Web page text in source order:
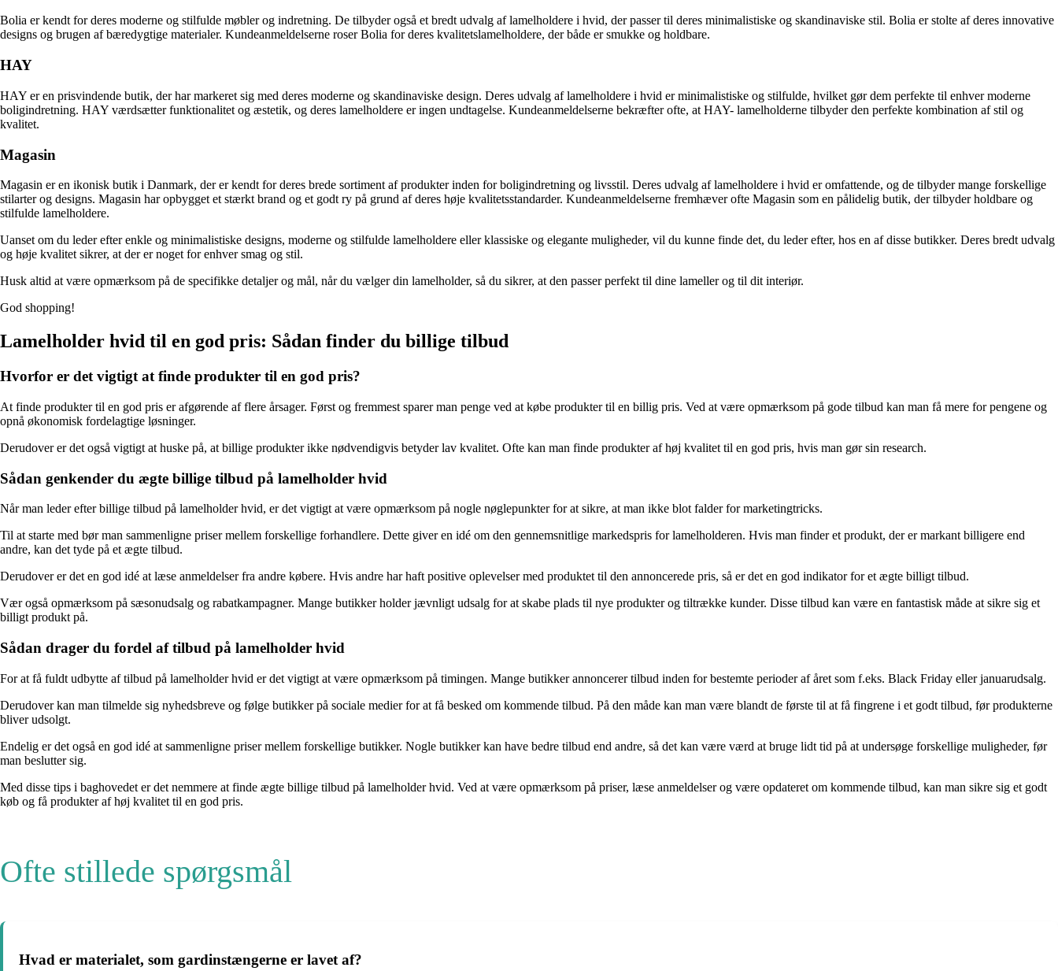
Bolia er kendt for deres moderne og stilfulde møbler og indretning. De tilbyder også et bredt udvalg af lamelholdere i hvid, der passer til deres minimalistiske og skandinaviske stil. Bolia er stolte af deres innovative
designs og brugen af bæredygtige materialer. Kundeanmeldelserne roser Bolia for deres kvalitetslamelholdere, der både er smukke og holdbare.
HAY
HAY er en prisvindende butik, der har markeret sig med deres moderne og skandinaviske design. Deres udvalg af lamelholdere i hvid er minimalistiske og stilfulde, hvilket gør dem perfekte til enhver moderne
boligindretning. HAY værdsætter funktionalitet og æstetik, og deres lamelholdere er ingen undtagelse. Kundeanmeldelserne bekræfter ofte, at HAY- lamelholderne tilbyder den perfekte kombination af stil og
kvalitet.
Magasin
Magasin er en ikonisk butik i Danmark, der er kendt for deres brede sortiment af produkter inden for boligindretning og livsstil. Deres udvalg af lamelholdere i hvid er omfattende, og de tilbyder mange forskellige
stilarter og designs. Magasin har opbygget et stærkt brand og et godt ry på grund af deres høje kvalitetsstandarder. Kundeanmeldelserne fremhæver ofte Magasin som en pålidelig butik, der tilbyder holdbare og
stilfulde lamelholdere.
Uanset om du leder efter enkle og minimalistiske designs, moderne og stilfulde lamelholdere eller klassiske og elegante muligheder, vil du kunne finde det, du leder efter, hos en af disse butikker. Deres bredt udvalg
og høje kvalitet sikrer, at der er noget for enhver smag og stil.
Husk altid at være opmærksom på de specifikke detaljer og mål, når du vælger din lamelholder, så du sikrer, at den passer perfekt til dine lameller og til dit interiør.
God shopping!
Lamelholder hvid til en god pris: Sådan finder du billige tilbud
Hvorfor er det vigtigt at finde produkter til en god pris?
At finde produkter til en god pris er afgørende af flere årsager. Først og fremmest sparer man penge ved at købe produkter til en billig pris. Ved at være opmærksom på gode tilbud kan man få mere for pengene og
opnå økonomisk fordelagtige løsninger.
Derudover er det også vigtigt at huske på, at billige produkter ikke nødvendigvis betyder lav kvalitet. Ofte kan man finde produkter af høj kvalitet til en god pris, hvis man gør sin research.
Sådan genkender du ægte billige tilbud på lamelholder hvid
Når man leder efter billige tilbud på lamelholder hvid, er det vigtigt at være opmærksom på nogle nøglepunkter for at sikre, at man ikke blot falder for marketingtricks.
Til at starte med bør man sammenligne priser mellem forskellige forhandlere. Dette giver en idé om den gennemsnitlige markedspris for lamelholderen. Hvis man finder et produkt, der er markant billigere end
andre, kan det tyde på et ægte tilbud.
Derudover er det en god idé at læse anmeldelser fra andre købere. Hvis andre har haft positive oplevelser med produktet til den annoncerede pris, så er det en god indikator for et ægte billigt tilbud.
Vær også opmærksom på sæsonudsalg og rabatkampagner. Mange butikker holder jævnligt udsalg for at skabe plads til nye produkter og tiltrække kunder. Disse tilbud kan være en fantastisk måde at sikre sig et
billigt produkt på.
Sådan drager du fordel af tilbud på lamelholder hvid
For at få fuldt udbytte af tilbud på lamelholder hvid er det vigtigt at være opmærksom på timingen. Mange butikker annoncerer tilbud inden for bestemte perioder af året som f.eks. Black Friday eller januarudsalg.
Derudover kan man tilmelde sig nyhedsbreve og følge butikker på sociale medier for at få besked om kommende tilbud. På den måde kan man være blandt de første til at få fingrene i et godt tilbud, før produkterne
bliver udsolgt.
Endelig er det også en god idé at sammenligne priser mellem forskellige butikker. Nogle butikker kan have bedre tilbud end andre, så det kan være værd at bruge lidt tid på at undersøge forskellige muligheder, før
man beslutter sig.
Med disse tips i baghovedet er det nemmere at finde ægte billige tilbud på lamelholder hvid. Ved at være opmærksom på priser, læse anmeldelser og være opdateret om kommende tilbud, kan man sikre sig et godt
køb og få produkter af høj kvalitet til en god pris.
Ofte stillede spørgsmål
Hvad er materialet, som gardinstængerne er lavet af?